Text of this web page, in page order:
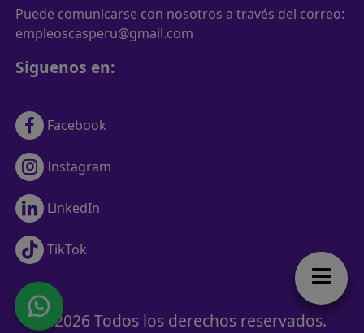
Puede comunicarse con nosotros a través del correo:
empleoscasperu@gmail.com
Siguenos en:
Facebook
Instagram
LinkedIn
TikTok
© 2026 Todos los derechos reservados.